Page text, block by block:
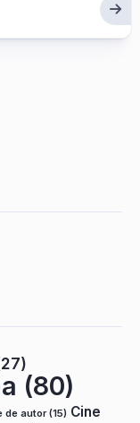
(80)
de autor(15) Cine